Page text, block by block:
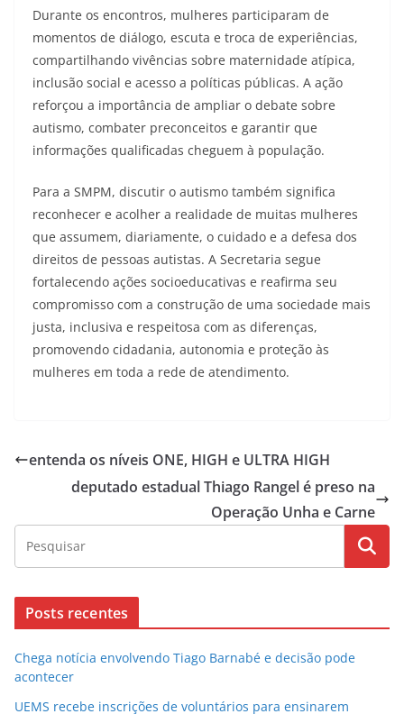
Durante os encontros, mulheres participaram de
momentos de diálogo, escuta e troca de experiências,
compartilhando vivências sobre maternidade atípica,
inclusão social e acesso a políticas públicas. A ação
reforçou a importância de ampliar o debate sobre
autismo, combater preconceitos e garantir que
informações qualificadas cheguem à população.
Para a SMPM, discutir o autismo também significa
reconhecer e acolher a realidade de muitas mulheres
que assumem, diariamente, o cuidado e a defesa dos
direitos de pessoas autistas. A Secretaria segue
fortalecendo ações socioeducativas e reafirma seu
compromisso com a construção de uma sociedade mais
justa, inclusiva e respeitosa com as diferenças,
promovendo cidadania, autonomia e proteção às
mulheres em toda a rede de atendimento.
entenda os níveis ONE, HIGH e ULTRA HIGH
deputado estadual Thiago Rangel é preso na
Operação Unha e Carne
Posts recentes
Chega notícia envolvendo Tiago Barnabé e decisão pode
acontecer
UEMS recebe inscrições de voluntários para ensinarem